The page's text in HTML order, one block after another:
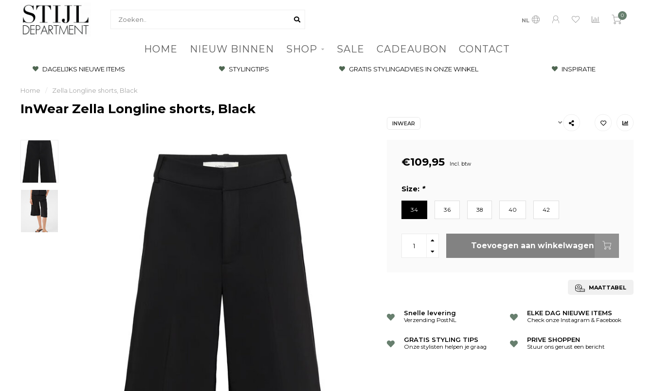
NL
0
HOME NIEUW BINNEN SHOP SALE CADEAUBON CONTACT
DAGELIJKS NIEUWE ITEMS STYLINGTIPS GRATIS STYLINGADVIES IN ONZE WINKEL INSPIRATIE
Home / Zella Longline shorts, Black
InWear Zella Longline shorts, Black
INWEAR
€109,95 Incl. btw
Size: *
34 36 38 40 42
Toevoegen aan winkelwagen
MAATTABEL
Snelle levering
Verzending PostNL
ELKE DAG NIEUWE ITEMS
Check onze Instagram & Facebook
GRATIS STYLING TIPS
Onze stylisten helpen je graag
PRIVE SHOPPEN
Stuur ons gerust een bericht